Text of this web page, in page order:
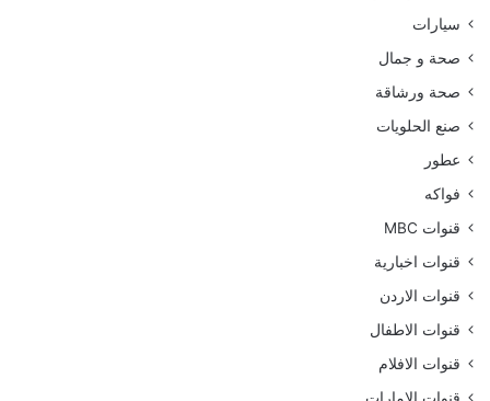
سيارات
صحة و جمال
صحة ورشاقة
صنع الحلويات
عطور
فواكه
قنوات MBC
قنوات اخبارية
قنوات الاردن
قنوات الاطفال
قنوات الافلام